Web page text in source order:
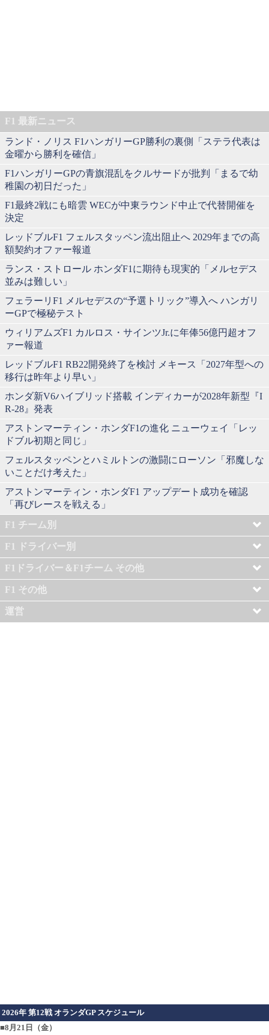
F1 最新ニュース
ランド・ノリス F1ハンガリーGP勝利の裏側「ステラ代表は
金曜から勝利を確信」
F1ハンガリーGPの青旗混乱をクルサードが批判「まるで幼
稚園の初日だった」
F1最終2戦にも暗雲 WECが中東ラウンド中止で代替開催を
決定
レッドブルF1 フェルスタッペン流出阻止へ 2029年までの高
額契約オファー報道
ランス・ストロール ホンダF1に期待も現実的「メルセデス
並みは難しい」
フェラーリF1 メルセデスの“予選トリック”導入へ ハンガリ
ーGPで極秘テスト
ウィリアムズF1 カルロス・サインツJr.に年俸56億円超オフ
ァー報道
レッドブルF1 RB22開発終了を検討 メキース「2027年型への
移行は昨年より早い」
ホンダ新V6ハイブリッド搭載 インディカーが2028年新型『I
R-28』発表
アストンマーティン・ホンダF1の進化 ニューウェイ「レッ
ドブル初期と同じ」
フェルスタッペンとハミルトンの激闘にローソン「邪魔しな
いことだけ考えた」
アストンマーティン・ホンダF1 アップデート成功を確認
「再びレースを戦える」
F1 チーム別
F1 ドライバー別
F1ドライバー＆F1チーム その他
F1 その他
運営
2026年 第12戦 オランダGP スケジュール
■8月21日（金）